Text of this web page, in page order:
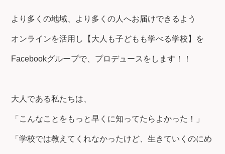
より多くの地域、より多くの人へお届けできるよう
オンラインを活用し【大人も子どもも学べる学校】を
Facebookグループで、プロデュースをします！！
大人である私たちは、
「こんなことをもっと早くに知ってたらよかった！」
「学校では教えてくれなかったけど、生きていくのにめ